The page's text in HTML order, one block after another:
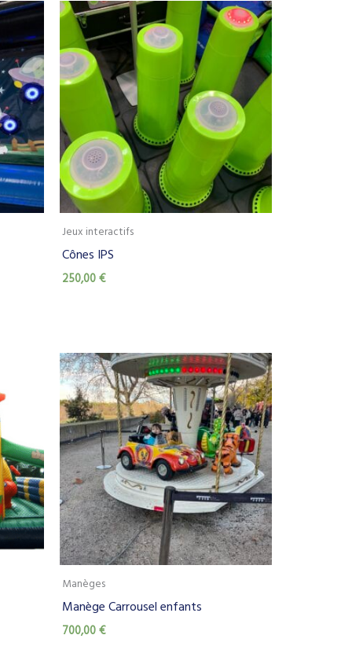
Jeux interactifs
Cônes IPS
250,00€
Manèges
Manège Carrousel enfants
700,00€